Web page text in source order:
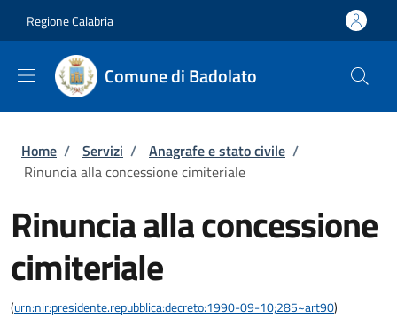
Regione Calabria
Comune di Badolato
Briciole di pane
Home / Servizi / Anagrafe e stato civile /
Rinuncia alla concessione cimiteriale
Rinuncia alla concessione
cimiteriale
(urn:nir:presidente.repubblica:decreto:1990-09-10;285~art90)